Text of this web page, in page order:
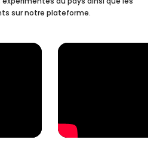
sur notre plateforme.